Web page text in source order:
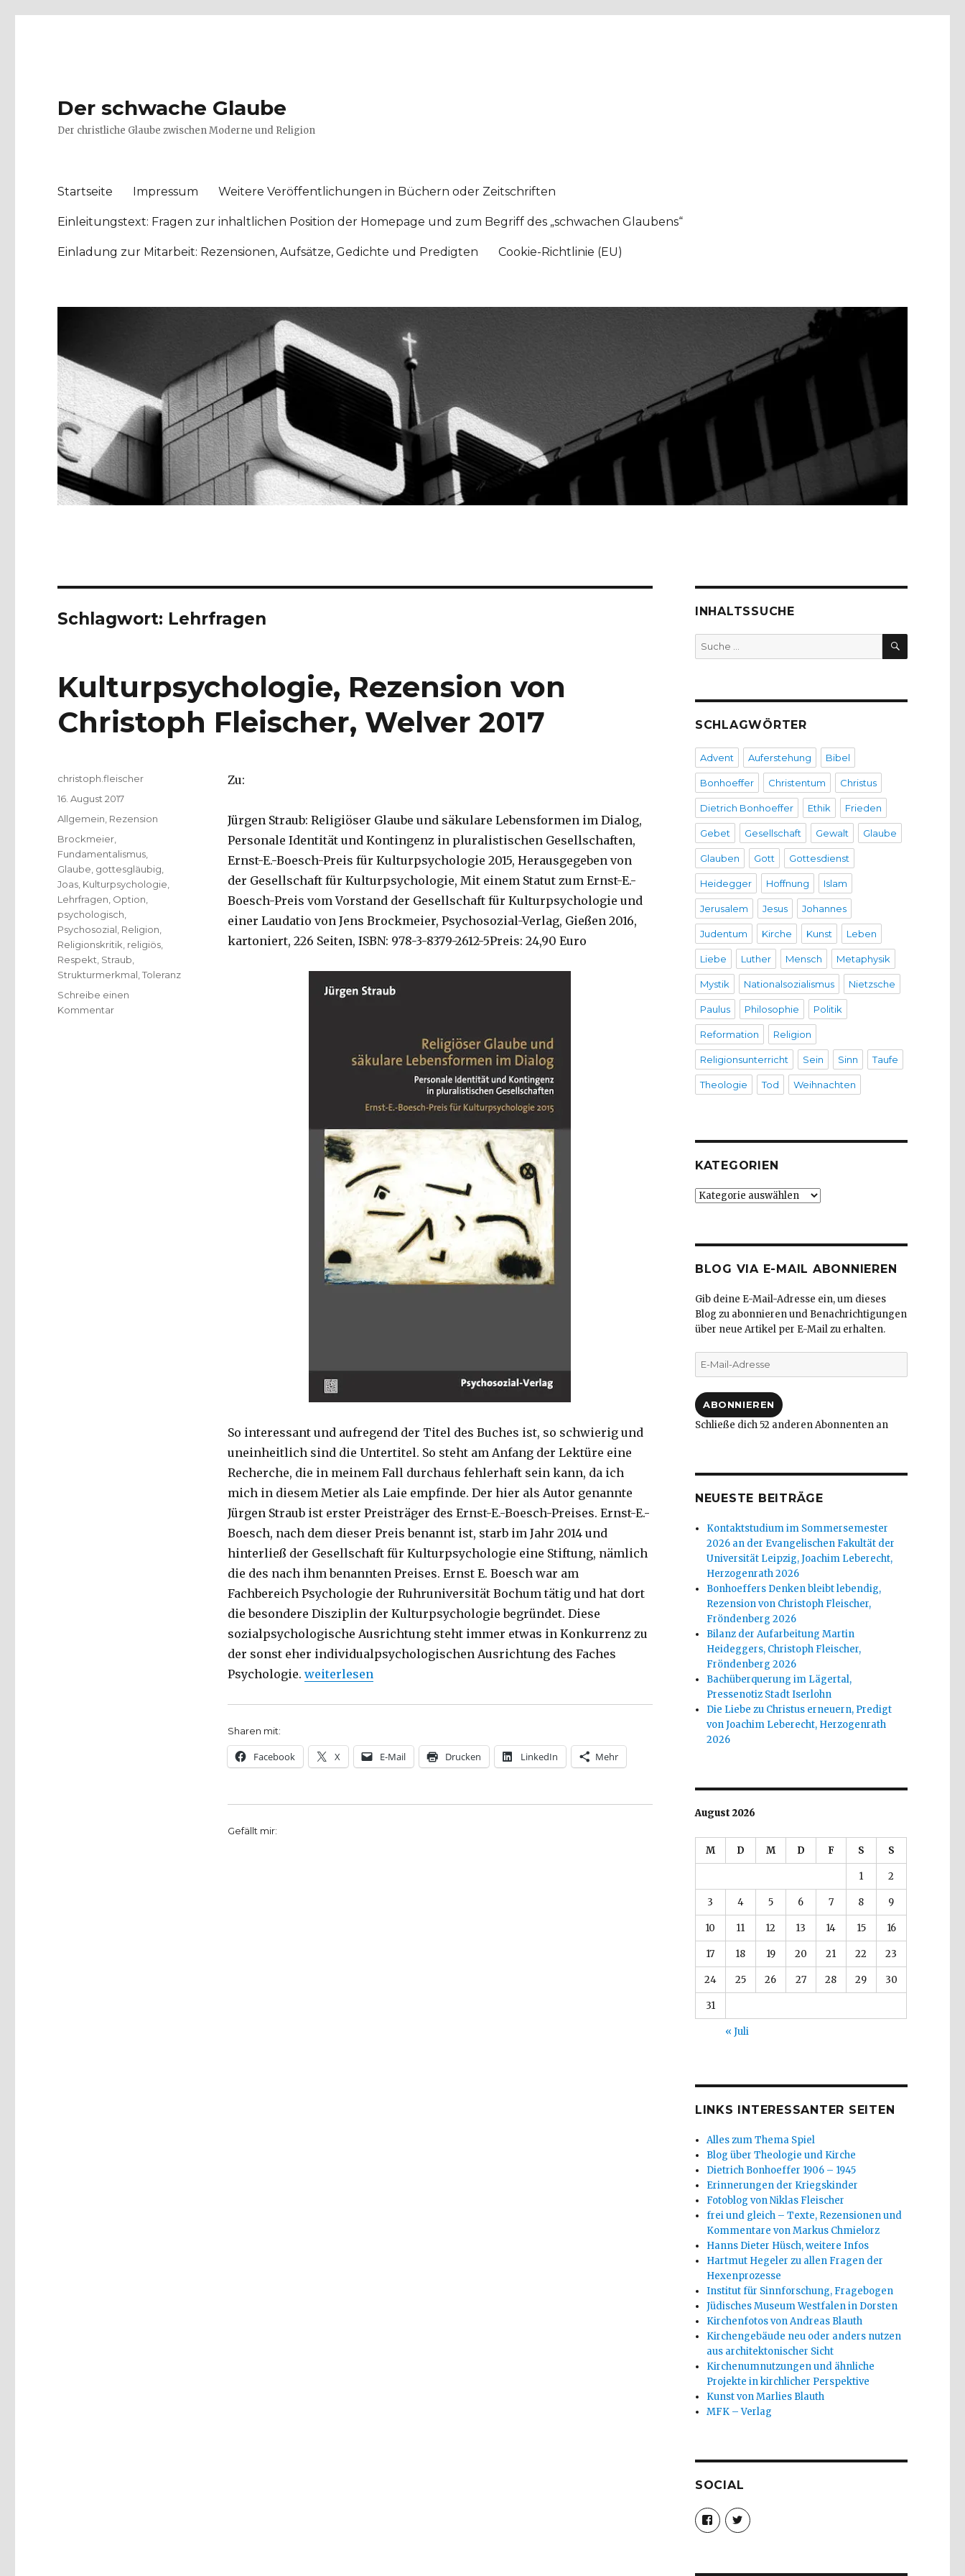
Der schwache Glaube
Der christliche Glaube zwischen Moderne und Religion
Startseite Impressum Weitere Veröffentlichungen in Büchern oder Zeitschriften
Einleitungstext: Fragen zur inhaltlichen Position der Homepage und zum Begriff des „schwachen Glaubens“
Einladung zur Mitarbeit: Rezensionen, Aufsätze, Gedichte und Predigten Cookie-Richtlinie (EU)
Schlagwort: Lehrfragen
Kulturpsychologie, Rezension von
Christoph Fleischer, Welver 2017
Zu:
Jürgen Straub: Religiöser Glaube und säkulare Lebensformen im Dialog,
Personale Identität und Kontingenz in pluralistischen Gesellschaften,
Ernst-E.-Boesch-Preis für Kulturpsychologie 2015, Herausgegeben von
der Gesellschaft für Kulturpsychologie, Mit einem Statut zum Ernst-E.-
Boesch-Preis vom Vorstand der Gesellschaft für Kulturpsychologie und
einer Laudatio von Jens Brockmeier, Psychosozial-Verlag, Gießen 2016,
kartoniert, 226 Seiten, ISBN: 978-3-8379-2612-5Preis: 24,90 Euro
So interessant und aufregend der Titel des Buches ist, so schwierig und
uneinheitlich sind die Untertitel. So steht am Anfang der Lektüre eine
Recherche, die in meinem Fall durchaus fehlerhaft sein kann, da ich
mich in diesem Metier als Laie empfinde. Der hier als Autor genannte
Jürgen Straub ist erster Preisträger des Ernst-E.-Boesch-Preises. Ernst-E.-
Boesch, nach dem dieser Preis benannt ist, starb im Jahr 2014 und
hinterließ der Gesellschaft für Kulturpsychologie eine Stiftung, nämlich
die des nach ihm benannten Preises. Ernst E. Boesch war am
Fachbereich Psychologie der Ruhruniversität Bochum tätig und hat dort
die besondere Disziplin der Kulturpsychologie begründet. Diese
sozialpsychologische Ausrichtung steht immer etwas in Konkurrenz zu
der sonst eher individualpsychologischen Ausrichtung des Faches
Psychologie. „Kulturpsychologie, Rezension von Christoph Fleischer, Welver 2017“
weiterlesen
Sharen mit:
Facebook X E-Mail Drucken LinkedIn Mehr
Gefällt mir:
Autor
christoph.fleischer
Veröffentlicht
am
16. August 2017
Kategorien
Allgemein Rezension
Schlagwörter
Brockmeier
Fundamentalismus
Glaube gottesgläubig
Joas Kulturpsychologie
Lehrfragen Option
psychologisch
Psychosozial Religion
Religionskritik religiös
Respekt Straub
Strukturmerkmal ,Toleranz
Schreibe einen
Kommentarzu
INHALTSSUCHE
Suche
nach:
SUCHEN
SCHLAGWÖRTER
Advent Auferstehung Bibel
Bonhoeffer Christentum Christus
Dietrich Bonhoeffer Ethik Frieden
Gebet Gesellschaft Gewalt Glaube
Glauben Gott Gottesdienst
Heidegger Hoffnung Islam
Jerusalem Jesus Johannes
Judentum Kirche Kunst Leben
Liebe Luther Mensch Metaphysik
Mystik Nationalsozialismus Nietzsche
Paulus Philosophie Politik
Reformation Religion
Religionsunterricht Sein Sinn Taufe
Theologie Tod Weihnachten
KATEGORIEN
Kategorien
BLOG VIA E-MAIL ABONNIEREN
Gib deine E-Mail-Adresse ein, um dieses
Blog zu abonnieren und Benachrichtigungen
über neue Artikel per E-Mail zu erhalten.
E-
Mail-
ABONNIEREN
Schließe dich 52 anderen Abonnenten an
NEUESTE BEITRÄGE
Kontaktstudium im Sommersemester
2026 an der Evangelischen Fakultät der
Universität Leipzig, Joachim Leberecht,
Herzogenrath 2026
Bonhoeffers Denken bleibt lebendig,
Rezension von Christoph Fleischer,
Fröndenberg 2026
Bilanz der Aufarbeitung Martin
Heideggers, Christoph Fleischer,
Fröndenberg 2026
Bachüberquerung im Lägertal,
Pressenotiz Stadt Iserlohn
Die Liebe zu Christus erneuern, Predigt
von Joachim Leberecht, Herzogenrath
2026
August 2026
M D M D F S S
1 2
3 4 5 6 7 8 9
10 11 12 13 14 15 16
17 18 19 20 21 22 23
24 25 26 27 28 29 30
31
« Juli
LINKS INTERESSANTER SEITEN
Alles zum Thema Spiel
Blog über Theologie und Kirche
Dietrich Bonhoeffer 1906 – 1945
Erinnerungen der Kriegskinder
Fotoblog von Niklas Fleischer
frei und gleich – Texte, Rezensionen und
Kommentare von Markus Chmielorz
Hanns Dieter Hüsch, weitere Infos
Hartmut Hegeler zu allen Fragen der
Hexenprozesse
Institut für Sinnforschung, Fragebogen
Jüdisches Museum Westfalen in Dorsten
Kirchenfotos von Andreas Blauth
Kirchengebäude neu oder anders nutzen
aus architektonischer Sicht
Kirchenumnutzungen und ähnliche
Projekte in kirchlicher Perspektive
Kunst von Marlies Blauth
MFK – Verlag
SOCIAL
Profil
von
christoph.fleischer1
anzeigen
Profil
von
anzeigen